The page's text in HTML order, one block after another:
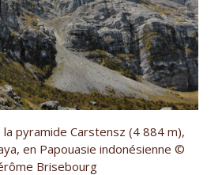
pyramide Carstensz (4 884 m),
en Papouasie indonésienne ©
Brisebourg